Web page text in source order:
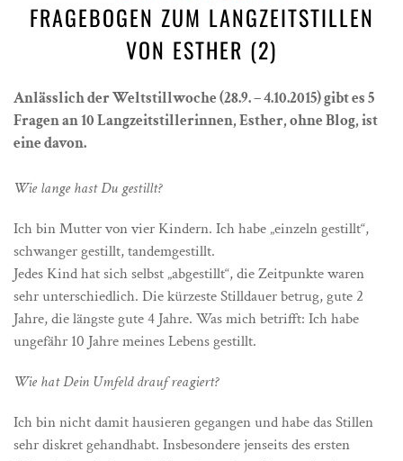
FRAGEBOGEN ZUM LANGZEITSTILLEN
VON ESTHER (2)
Anlässlich der Weltstillwoche (28.9. – 4.10.2015) gibt es 5
Fragen an 10 Langzeitstillerinnen, Esther, ohne Blog, ist
eine davon.
Wie lange hast Du gestillt?
Ich bin Mutter von vier Kindern. Ich habe „einzeln gestillt“,
schwanger gestillt, tandemgestillt.
Jedes Kind hat sich selbst „abgestillt“, die Zeitpunkte waren
sehr unterschiedlich. Die kürzeste Stilldauer betrug, gute 2
Jahre, die längste gute 4 Jahre. Was mich betrifft: Ich habe
ungefähr 10 Jahre meines Lebens gestillt.
Wie hat Dein Umfeld drauf reagiert?
Ich bin nicht damit hausieren gegangen und habe das Stillen
sehr diskret gehandhabt. Insbesondere jenseits des ersten